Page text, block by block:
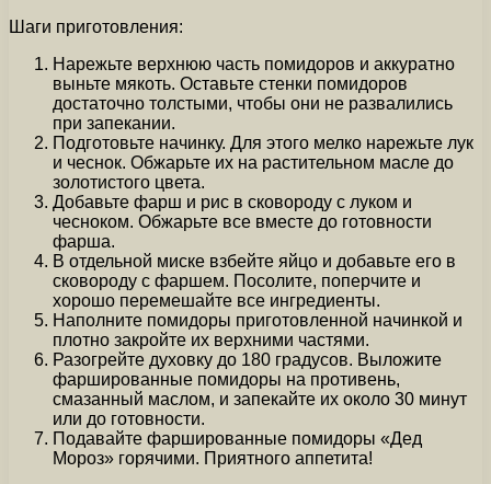
Шаги приготовления:
Нарежьте верхнюю часть помидоров и аккуратно
выньте мякоть. Оставьте стенки помидоров
достаточно толстыми, чтобы они не развалились
при запекании.
Подготовьте начинку. Для этого мелко нарежьте лук
и чеснок. Обжарьте их на растительном масле до
золотистого цвета.
Добавьте фарш и рис в сковороду с луком и
чесноком. Обжарьте все вместе до готовности
фарша.
В отдельной миске взбейте яйцо и добавьте его в
сковороду с фаршем. Посолите, поперчите и
хорошо перемешайте все ингредиенты.
Наполните помидоры приготовленной начинкой и
плотно закройте их верхними частями.
Разогрейте духовку до 180 градусов. Выложите
фаршированные помидоры на противень,
смазанный маслом, и запекайте их около 30 минут
или до готовности.
Подавайте фаршированные помидоры «Дед
Мороз» горячими. Приятного аппетита!